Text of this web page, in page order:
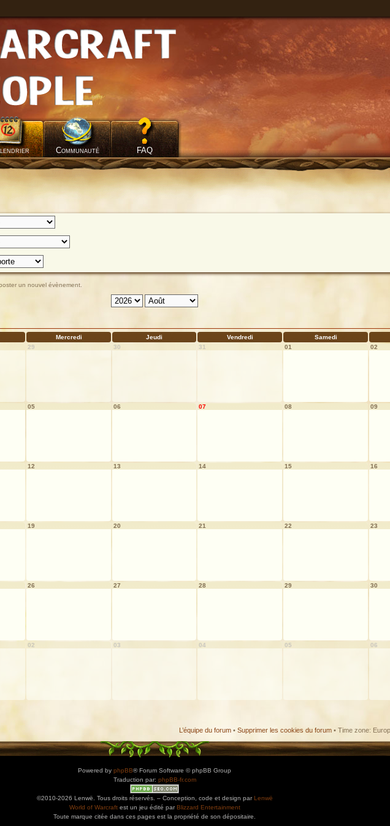
Communauté FAQ
un nouvel évènement.
Mercredi Jeudi Vendredi Samedi
29 30 31 01 02
05 06 07 08 09
12 13 14 15 16
19 20 21 22 23
26 27 28 29 30
02 03 04 05 06
L’équipe du forum • Supprimer les cookies du forum • Time zone:
Powered by phpBB® Forum Software © phpBB Group
Traduction par: phpBB-fr.com
©2010-2026 Lenwë. Tous droits réservés. – Conception, code et design par Lenwë
World of Warcraftest un jeu édité par Blizzard Entertainment
Toute marque citée dans ces pages est la propriété de son dépositaire.